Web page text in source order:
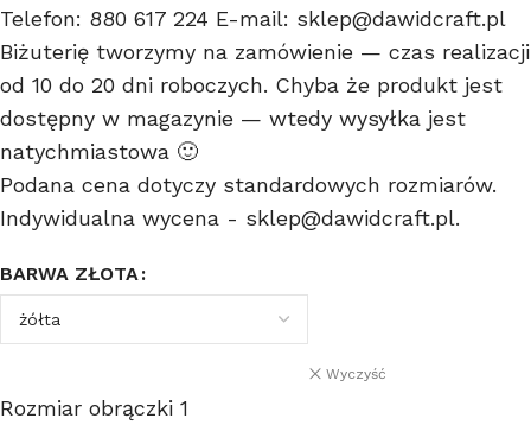
Telefon: 880 617 224 E-mail: sklep@dawidcraft.pl
Biżuterię tworzymy na zamówienie — czas realizacji
od 10 do 20 dni roboczych. Chyba że produkt jest
dostępny w magazynie — wtedy wysyłka jest
natychmiastowa 🙂
Podana cena dotyczy standardowych rozmiarów.
Indywidualna wycena - sklep@dawidcraft.pl.
BARWA ZŁOTA
Wyczyść
Rozmiar obrączki 1